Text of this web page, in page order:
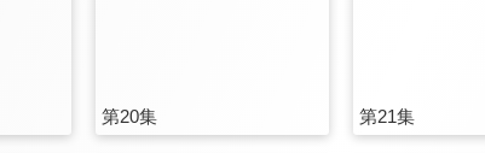
第20集 第21集